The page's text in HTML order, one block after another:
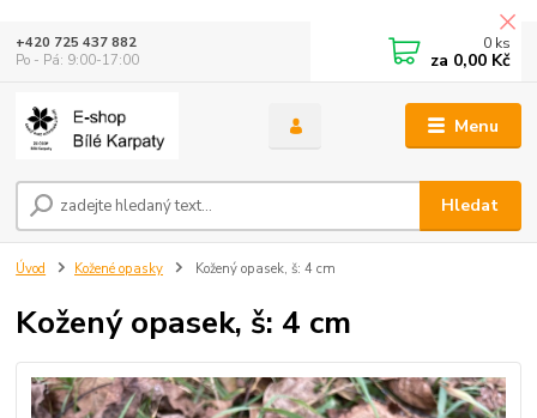
Menu
Hledat
+420 725 437 882
Po - Pá: 9:00-17:00
0 ks
za 0,00 Kč
Úvod Kožené opasky Kožený opasek, š: 4 cm
Kožený opasek, š: 4 cm